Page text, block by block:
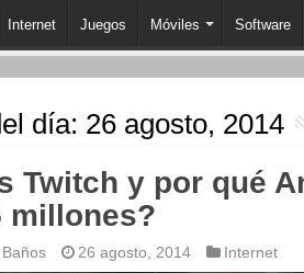
Internet Juegos Móviles Software
día: 26 agosto, 2014
Twitch y por qué
millones?
26 agosto, 2014 Internet